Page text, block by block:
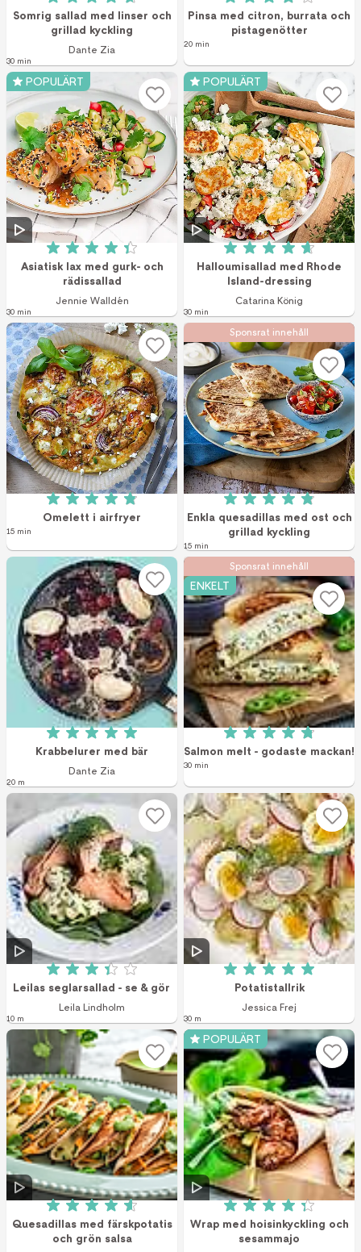
Betyg: 4.7 av 5 (7 röster)
Somrig sallad med linser och
grillad kyckling
Dante Zia
30 min
Betyg: 3.8 av 5
Pinsa med citron, burrata och
pistagenötter
20 min
POPULÄRT
Betyg: 4.4 av 5 (49 röster)
Asiatisk lax med gurk- och
rädissallad
Jennie Walldén
30 min
POPULÄRT
Betyg: 4.7 av 5
Halloumisallad med Rhode
Island-dressing
Catarina König
30 min
Betyg: 4.9 av 5 (8 röster)
Omelett i airfryer
15 min
Sponsrat innehåll
Betyg: 4.9 av 5
Enkla quesadillas med ost och
grillad kyckling
15 min
Betyg: 5 av 5 (2 röster)
Krabbelurer med bär
Dante Zia
20 m
Sponsrat innehåll
ENKELT
Betyg: 4.8 av 5
Salmon melt - godaste mackan!
30 min
Betyg: 3.4 av 5 (62 röster)
Leilas seglarsallad - se & gör
Leila Lindholm
10 m
Betyg: 5 av 5 (6
Potatistallrik
Jessica Frej
30 m
Betyg: 4.6 av 5 (9 röster)
Quesadillas med färskpotatis
och grön salsa
POPULÄRT
Betyg: 4.3 av 5
Wrap med hoisinkyckling och
sesammajo